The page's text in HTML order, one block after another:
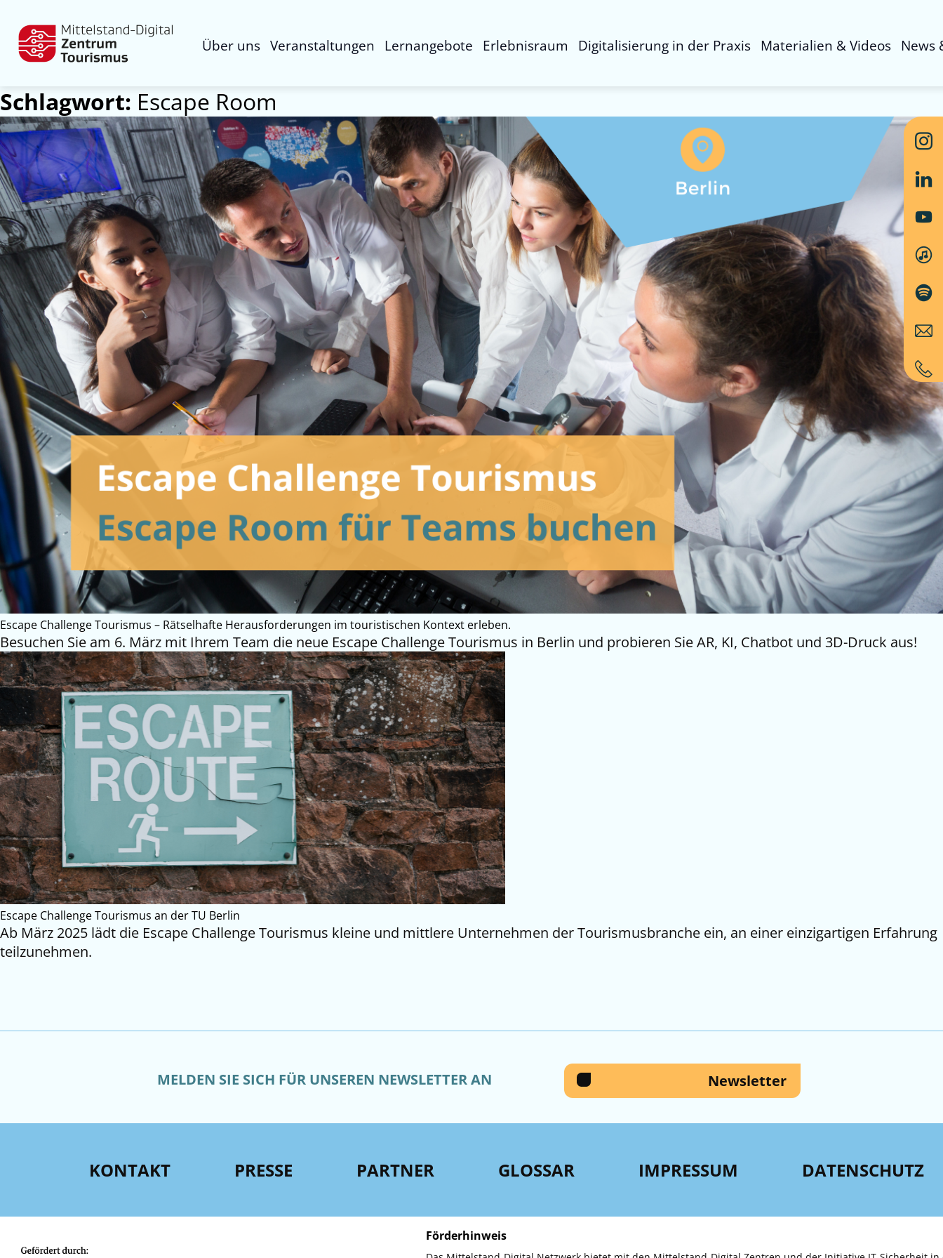
Über uns Veranstaltungen Lernangebote Erlebnisraum Digitalisierung in der Praxis Materialien & Videos News
Schlagwort: Escape Room
Escape Challenge Tourismus – Rätselhafte Herausforderungen im touristischen Kontext erleben.
Besuchen Sie am 6. März mit Ihrem Team die neue Escape Challenge Tourismus in Berlin und probieren Sie AR, KI, Chatbot und 3D-Druck aus!
Escape Challenge Tourismus an der TU Berlin
Ab März 2025 lädt die Escape Challenge Tourismus kleine und mittlere Unternehmen der Tourismusbranche ein, an einer einzigartigen Erfahrung
teilzunehmen.
MELDEN SIE SICH FÜR UNSEREN NEWSLETTER AN Newsletter
KONTAKT PRESSE PARTNER GLOSSAR IMPRESSUM DATENSCHUTZ
Förderhinweis